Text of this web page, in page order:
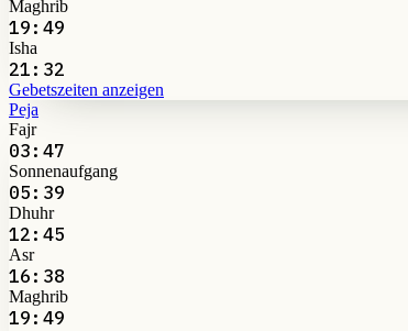
Maghrib
19:49
Isha
21:32
Gebetszeiten anzeigen
Peja
Fajr
03:47
Sonnenaufgang
05:39
Dhuhr
12:45
Asr
16:38
Maghrib
19:49